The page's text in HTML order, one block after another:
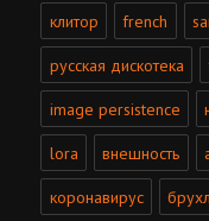
клитор french
русская дискотека
image persistence
lora внешность
коронавирус